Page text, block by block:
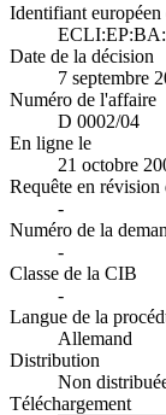
Identifiant
Date de la décision
7 septembre
Numéro de l'affaire
D 0002/04
En ligne le
21 octobre
Requête en révision
-
Numéro de la
-
Classe de la CIB
-
Langue de la
Allemand
Distribution
Non
Téléchargement